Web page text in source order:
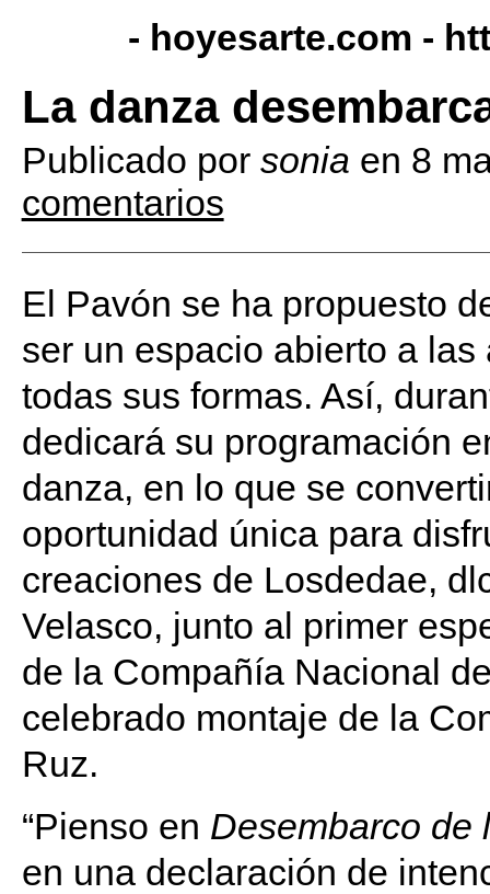
- hoyesarte.com -
La danza
Publicado por sonia en 8
comentarios
El Pavón se ha propuesto
ser un espacio abierto a
todas sus formas. Así,
dedicará su programación
danza, en lo que se
oportunidad única para
creaciones de Losdedae,
Velasco, junto al primer
de la Compañía Nacional
celebrado montaje de la
Ruz.
“Pienso en Desembarco de
en una declaración de